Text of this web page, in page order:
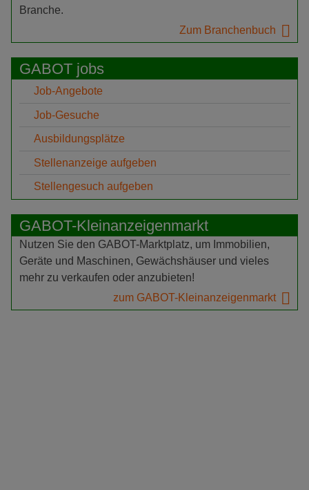
Branche.
Zum Branchenbuch
GABOT jobs
Job-Angebote
Job-Gesuche
Ausbildungsplätze
Stellenanzeige aufgeben
Stellengesuch aufgeben
GABOT-Kleinanzeigenmarkt
Nutzen Sie den GABOT-Marktplatz, um Immobilien,
Geräte und Maschinen, Gewächshäuser und vieles
mehr zu verkaufen oder anzubieten!
zum GABOT-Kleinanzeigenmarkt